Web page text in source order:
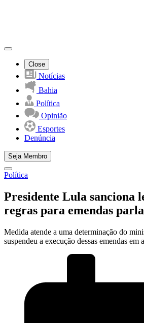
Close
Notícias
Bahia
Política
Opinião
Esportes
Denúncia
Seja Membro
Política
Presidente Lula sanciona
regras para emendas
Medida atende a uma determinação do
suspendeu a execução dessas emendas em